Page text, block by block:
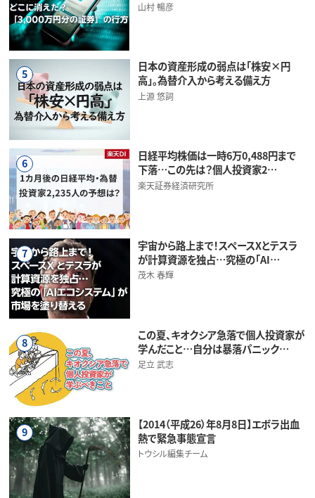
山村 暢彦
5
日本の資産形成の弱点は「株安×円
高」。為替介入から考える備え方
上源 悠詞
6
日経平均株価は一時6万0,488円まで
下落…この先は？個人投資家2…
楽天証券経済研究所
7
宇宙から路上まで！スペースXとテスラ
が計算資源を独占…究極の「AI…
茂木 春輝
8
この夏、キオクシア急落で個人投資家が
学んだこと…自分は暴落パニック…
足立 武志
9
【2014（平成26）年8月8日】エボラ出血
熱で緊急事態宣言
トウシル編集チーム